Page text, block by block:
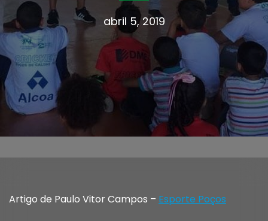
abril 5, 2019
Artigo de Paulo Vitor Campos – Esporte Poços